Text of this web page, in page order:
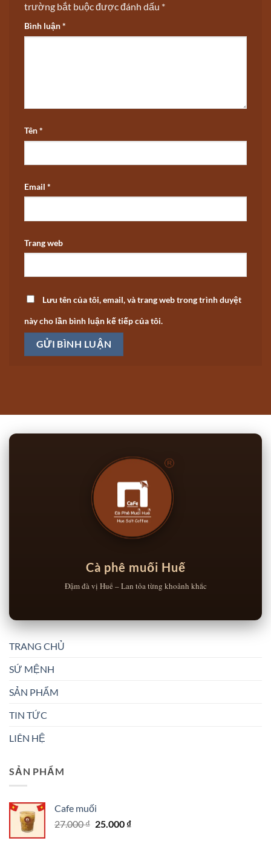
trường bắt buộc được đánh dấu *
Bình luận*
Tên*
Email *
Trang web
Lưu tên của tôi, email, và trang web trong trình duyệt
này cho lần bình luận kế tiếp của tôi.
Cà phê muối Huế
Đậm đà vị Huế – Lan tỏa từng khoảnh khắc
TRANG CHỦ
SỨ MỆNH
SẢN PHẨM
TIN TỨC
LIÊN HỆ
SẢN PHẨM
Cafe muối
27.000₫ Giá
25.000 ₫Giá